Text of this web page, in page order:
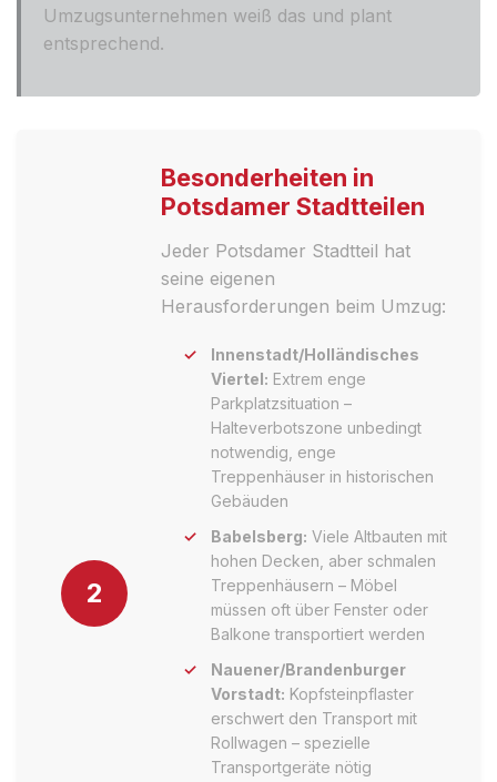
Umzugsunternehmen weiß das und plant
entsprechend.
2
Besonderheiten in
Potsdamer Stadtteilen
Jeder Potsdamer Stadtteil hat
seine eigenen
Herausforderungen beim Umzug:
Innenstadt/Holländisches
Viertel: Extrem enge
Parkplatzsituation –
Halteverbotszone unbedingt
notwendig, enge
Treppenhäuser in historischen
Gebäuden
Babelsberg: Viele Altbauten mit
hohen Decken, aber schmalen
Treppenhäusern – Möbel
müssen oft über Fenster oder
Balkone transportiert werden
Nauener/Brandenburger
Vorstadt: Kopfsteinpflaster
erschwert den Transport mit
Rollwagen – spezielle
Transportgeräte nötig